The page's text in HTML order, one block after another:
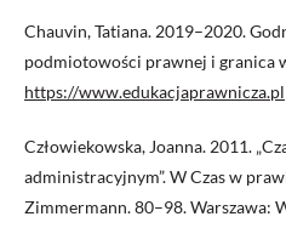
Chauvin, Tatiana. 2019–2020.
podmiotowości prawnej i granica
https://www.edukacjaprawnicza.pl
Człowiekowska, Joanna. 2011.
administracyjnym”. W Czas w
Zimmermann. 80–98. Warszawa: